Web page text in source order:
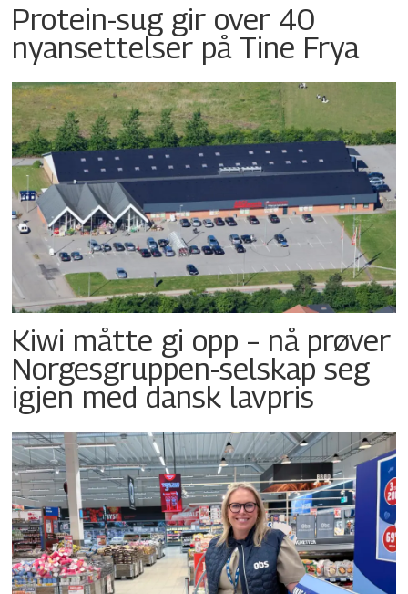
Protein-sug gir over 40
nyansettelser på Tine Frya
Kiwi måtte gi opp – nå prøver
Norgesgruppen-selskap seg
igjen med dansk lavpris